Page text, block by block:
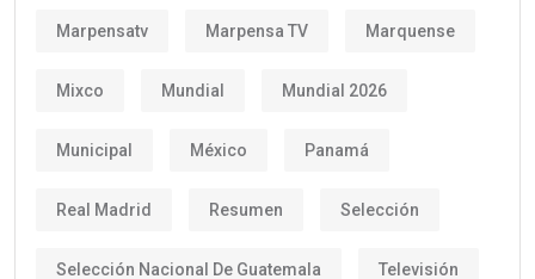
Marpensatv Marpensa TV Marquense
Mixco Mundial Mundial 2026
Municipal México Panamá
Real Madrid Resumen Selección
Selección Nacional De Guatemala Televisión